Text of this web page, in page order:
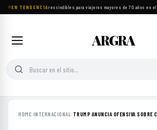
EN TENDENCIA
Ocho objetos imprescindibles para viajeros mayores de 70 años en el
ARGRA
HOME›INTERNACIONAL › TRUMP ANUNCIA OFENSIVA SOBRE